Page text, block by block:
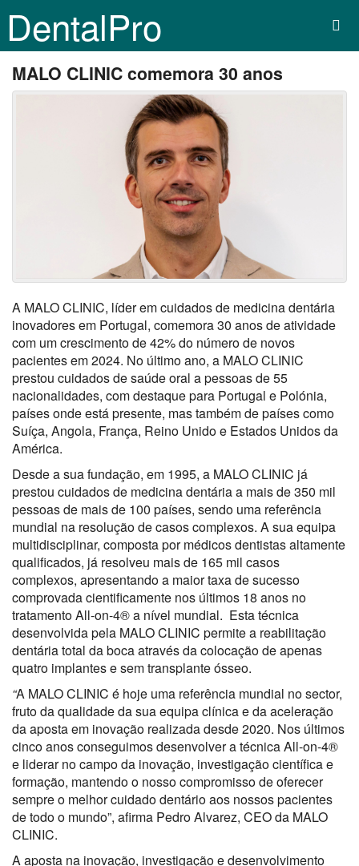
DentalPro
MALO CLINIC comemora 30 anos
A MALO CLINIC, líder em cuidados de medicina dentária
inovadores em Portugal, comemora 30 anos de atividade
com um crescimento de 42% do número de novos
pacientes em 2024. No último ano, a MALO CLINIC
prestou cuidados de saúde oral a pessoas de 55
nacionalidades, com destaque para Portugal e Polónia,
países onde está presente, mas também de países como
Suíça, Angola, França, Reino Unido e Estados Unidos da
América.
Desde a sua fundação, em 1995, a MALO CLINIC já
prestou cuidados de medicina dentária a mais de 350 mil
pessoas de mais de 100 países, sendo uma referência
mundial na resolução de casos complexos. A sua equipa
multidisciplinar, composta por médicos dentistas altamente
qualificados, já resolveu mais de 165 mil casos
complexos, apresentando a maior taxa de sucesso
comprovada cientificamente nos últimos 18 anos no
tratamento All-on-4® a nível mundial. Esta técnica
desenvolvida pela MALO CLINIC permite a reabilitação
dentária total da boca através da colocação de apenas
quatro implantes e sem transplante ósseo.
“A MALO CLINIC é hoje uma referência mundial no sector,
fruto da qualidade da sua equipa clínica e da aceleração
da aposta em inovação realizada desde 2020. Nos últimos
cinco anos conseguimos desenvolver a técnica All-on-4®
e liderar no campo da inovação, investigação científica e
formação, mantendo o nosso compromisso de oferecer
sempre o melhor cuidado dentário aos nossos pacientes
de todo o mundo”, afirma Pedro Alvarez, CEO da MALO
CLINIC.
A aposta na inovação, investigação e desenvolvimento